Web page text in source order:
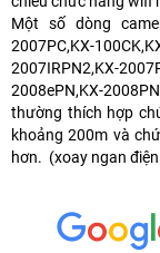
Một số dòng
2007PC,KX-
2007IRPN2,KX-
2008ePN,KX-
thường thích hợp
khoảng 200m và
hơn. (xoay ngan